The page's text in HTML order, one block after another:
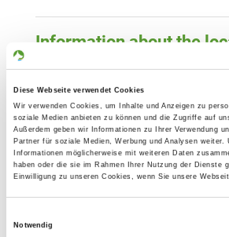
Diese Webseite verwendet Cookies
Wir verwenden Cookies, um Inhalte und Anzeigen zu
soziale Medien anbieten zu können und die Zugriffe auf
Außerdem geben wir Informationen zu Ihrer Verwendung
Partner für soziale Medien, Werbung und Analysen weiter.
Informationen möglicherweise mit weiteren Daten
haben oder die sie im Rahmen Ihrer Nutzung der Dienste
Einwilligung zu unseren Cookies, wenn Sie unsere
Notwendig
Information about the
Contact:
Annette Friedrich
Höhenweg 16
89150 Laichingen
Training ground:
auf Nattenbuch